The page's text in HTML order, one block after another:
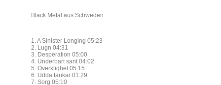
Black Metal aus Schweden
1. A Sinister Longing 05:23
2. Lugn 04:31
3. Desperation 05:00
4. Underbart sant 04:02
5. Overklighet 05:15
6. Udda tankar 01:29
7. Sorg 05:10